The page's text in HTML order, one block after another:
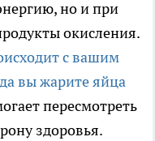
но и при
окисления.
с вашим
вы жарите яйца
пересмотреть
здоровья.